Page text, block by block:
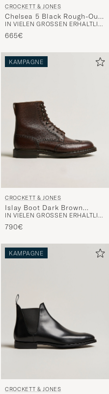
Auswahl,
CROCKETT & JONES
Chelsea 5 Black Rough-Out
Suede
IN VIELEN GRÖSSEN ERHÄLTLICH
665€
KAMPAGNE
CROCKETT & JONES
Islay Boot Dark Brown
Grained Calf
IN VIELEN GRÖSSEN ERHÄLTLICH
790€
KAMPAGNE
CROCKETT & JONES